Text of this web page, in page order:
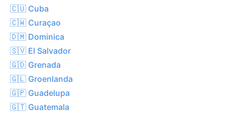
🇨🇺 Cuba
🇨🇼 Curaçao
🇩🇲 Dominica
🇸🇻 El Salvador
🇬🇩 Grenada
🇬🇱 Groenlanda
🇬🇵 Guadelupa
🇬🇹 Guatemala